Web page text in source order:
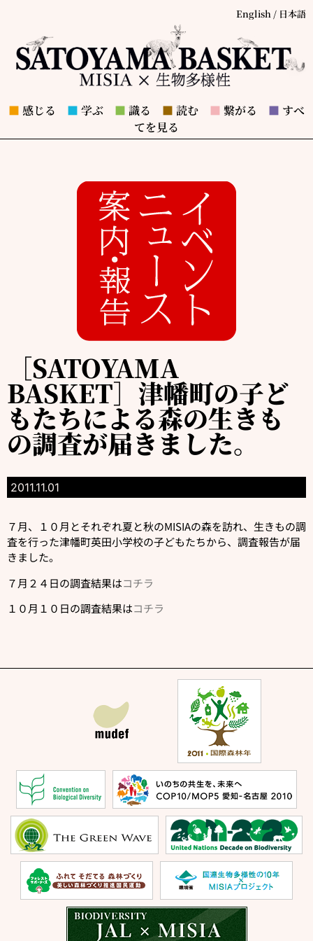
English / 日本語
■ 感じる ■ 学ぶ ■ 識る ■ 読む ■ 繋がる ■ すべ
てを見る
［SATOYAMA
BASKET］津幡町の子ど
もたちによる森の生きも
の調査が届きました。
2011.11.01
７月、１０月とそれぞれ夏と秋のMISIAの森を訪れ、生きもの調
査を行った津幡町英田小学校の子どもたちから、調査報告が届
きました。
７月２４日の調査結果はコチラ
１０月１０日の調査結果はコチラ